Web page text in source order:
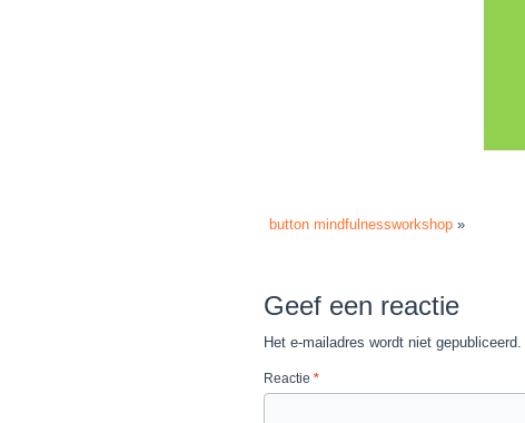
button mindfulnessworkshop »
Geef een reactie
Het e-mailadres wordt niet gepubliceerd.
Reactie *